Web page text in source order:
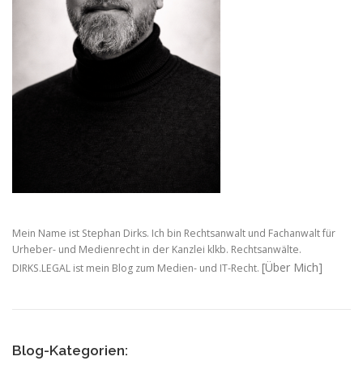
Mein Name ist Stephan Dirks. Ich bin Rechtsanwalt und Fachanwalt für
Urheber- und Medienrecht in der Kanzlei klkb. Rechtsanwälte.
DIRKS.LEGAL ist mein Blog zum Medien- und IT-Recht. [Über Mich]
Blog-Kategorien: